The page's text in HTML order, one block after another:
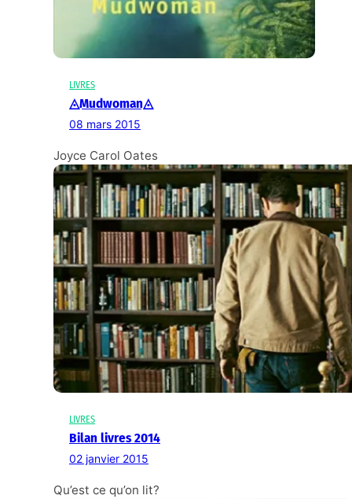
LIVRES
◬Mudwoman◬
08 mars 2015
Joyce Carol Oates
LIVRES
Bilan livres 2014
02 janvier 2015
Qu’est ce qu’on lit?